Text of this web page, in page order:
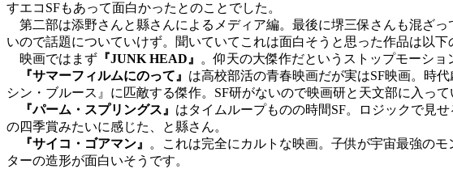
すエコSFもあって面白かったとのことでした。
第二部は添野さんと縣さんによるメディア編。最後に堺三保さんも混ざ
いので話題についていけず。聞いていてこれは面白そうと思った作品は以下
映画ではまず 『JUNK HEAD』 。仰天の大傑作だというストップモーシ
『サマーフィルムにのって』 は高校部活の青春映画だが実はSF映画。時
シン・ブルース』に匹敵する傑作。SF研がないので映画研と天文部に入っ
『パーム・スプリングス』 はタイムループものの時間SF。ロジックで見
の四季賞みたいに感じた、と縣さん。
『サイコ・ゴアマン』 。これは完全にカルトな映画。子供が宇宙最強の
ターの造形が面白いそうです。